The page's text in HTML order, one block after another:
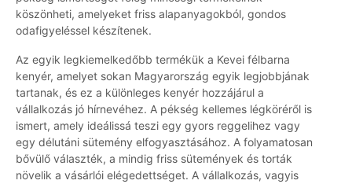
köszönheti, amelyeket friss alapanyagokból, gondos
odafigyeléssel készítenek.
Az egyik legkiemelkedőbb termékük a Kevei félbarna
kenyér, amelyet sokan Magyarország egyik legjobbjának
tartanak, és ez a különleges kenyér hozzájárul a
vállalkozás jó hírnevéhez. A pékség kellemes légköréről is
ismert, amely ideálissá teszi egy gyors reggelihez vagy
egy délutáni sütemény elfogyasztásához. A folyamatosan
bővülő választék, a mindig friss sütemények és torták
növelik a vásárlói elégedettséget. A vállalkozás, vagyis